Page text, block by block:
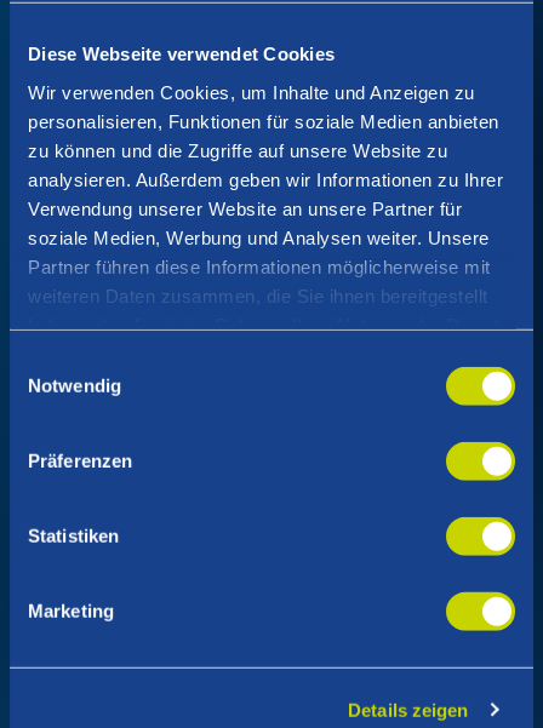
Diese Webseite verwendet Cookies
Wir verwenden Cookies, um Inhalte und Anzeigen zu
personalisieren, Funktionen für soziale Medien anbieten
zu können und die Zugriffe auf unsere Website zu
analysieren. Außerdem geben wir Informationen zu Ihrer
Verwendung unserer Website an unsere Partner für
soziale Medien, Werbung und Analysen weiter. Unsere
Partner führen diese Informationen möglicherweise mit
weiteren Daten zusammen, die Sie ihnen bereitgestellt
Notwendig
Präferenzen
Statistiken
Marketing
Details zeigen
QAware is supporting the
IDEAchallenge 2026 as a sponsor
and jury member
QAware GmbH
NEWS
Rosenheim Computer Science